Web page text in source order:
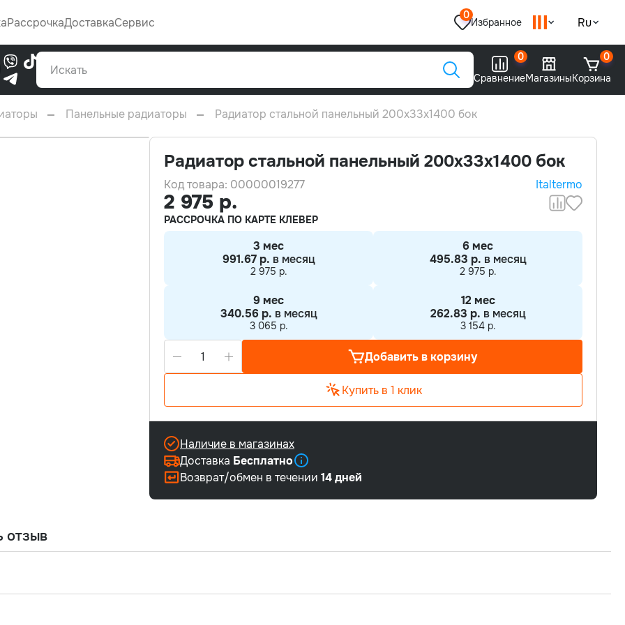
РассрочкаДоставкаСервис
0
Избранное Ru
Сравнение
0
МагазиныКорзина
0
Панельные радиаторы Радиатор стальной панельный 200х33х1400 бок
Радиатор стальной панельный 200х33х1400 бок
Код товара: 00000019277 Italtermo
2 975 р.
РАССРОЧКА ПО КАРТЕ КЛЕВЕР
3 мес
991.67 р. в месяц
2 975 р.
6 мес
495.83 р. в месяц
2 975 р.
9 мес
340.56 р. в месяц
3 065 р.
12 мес
262.83 р. в месяц
3 154 р.
Добавить в корзину
Купить в 1 клик
Наличие в магазинах
Доставка Бесплатно
Возврат/обмен в течении 14 дней
отзыв